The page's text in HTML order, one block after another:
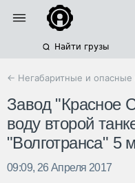
Найти грузы
← Негабаритные и опасные
Завод "Красное
воду второй
"Волготранса" 5
09:09, 26 Апреля 2017